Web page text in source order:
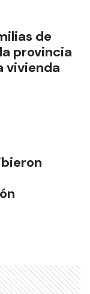
de
provincia
vivienda